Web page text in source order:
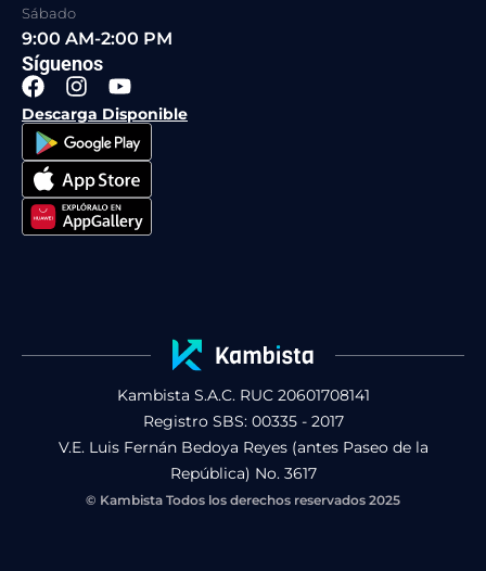
Sábado
9:00 AM-2:00 PM
Síguenos
F
a
c
e
b
o
o
k
I
n
s
t
a
g
r
a
Y
o
u
t
u
b
e
Descarga Disponible
Kambista S.A.C. RUC 20601708141
Registro SBS: 00335 - 2017
V.E. Luis Fernán Bedoya Reyes (antes Paseo de la
República) No. 3617
© Kambista Todos los derechos reservados 2025